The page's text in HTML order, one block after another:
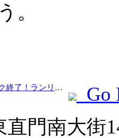
。
Prev:ゴールデンウィーク終了！ランリッツホテルの業績は喜ばしい
Go
直門南大街